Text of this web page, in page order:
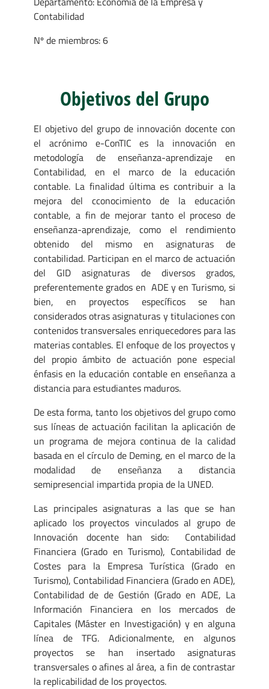
Contabilidad
Nº de miembros: 6
Objetivos del Grupo
El objetivo del grupo de innovación docente con
el acrónimo e-ConTIC es la innovación en
metodología de enseñanza-aprendizaje en
Contabilidad, en el marco de la educación
contable. La finalidad última es contribuir a la
mejora del cconocimiento de la educación
contable, a fin de mejorar tanto el proceso de
enseñanza-aprendizaje, como el rendimiento
obtenido del mismo en asignaturas de
contabilidad. Participan en el marco de actuación
del GID asignaturas de diversos grados,
preferentemente grados en ADE y en Turismo, si
bien, en proyectos específicos se han
considerados otras asignaturas y titulaciones con
contenidos transversales enriquecedores para las
materias contables. El enfoque de los proyectos y
del propio ámbito de actuación pone especial
énfasis en la educación contable en enseñanza a
distancia para estudiantes maduros.
De esta forma, tanto los objetivos del grupo como
sus líneas de actuación facilitan la aplicación de
un programa de mejora continua de la calidad
basada en el círculo de Deming, en el marco de la
modalidad de enseñanza a distancia
semipresencial impartida propia de la UNED.
Las principales asignaturas a las que se han
aplicado los proyectos vinculados al grupo de
Innovación docente han sido: Contabilidad
Financiera (Grado en Turismo), Contabilidad de
Costes para la Empresa Turística (Grado en
Turismo), Contabilidad Financiera (Grado en ADE),
Contabilidad de de Gestión (Grado en ADE, La
Información Financiera en los mercados de
Capitales (Máster en Investigación) y en alguna
línea de TFG. Adicionalmente, en algunos
proyectos se han insertado asignaturas
transversales o afines al área, a fin de contrastar
la replicabilidad de los proyectos.